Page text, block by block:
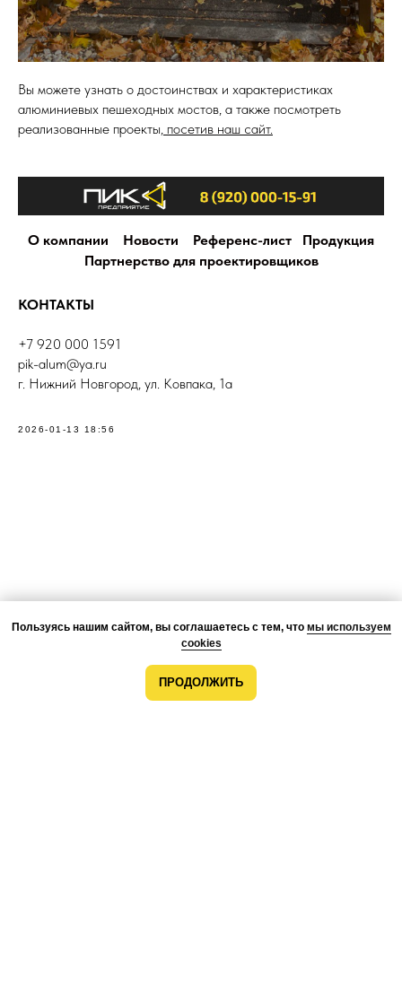
Вы можете узнать о достоинствах и характеристиках
алюминиевых пешеходных мостов, а также посмотреть
реализованные проекты, посетив наш сайт.
О компании Новости Референс-лист
Продукция
Партнерство для проектировщиков
КОНТАКТЫ
+7 920 000 1591
pik-alum@ya.ru
г. Нижний Новгород, ул. Ковпака, 1а
2026-01-13 18:56
Пользуясь нашим сайтом, вы соглашаетесь с тем, что мы используем
cookies
ПРОДОЛЖИТЬ